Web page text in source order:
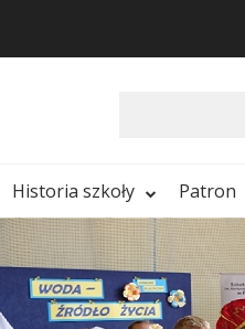
Historia szkoły Patron